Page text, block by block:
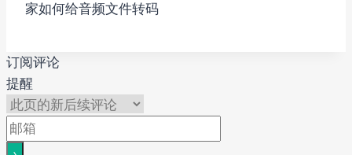
家如何给音频文件转码
订阅评论
提醒